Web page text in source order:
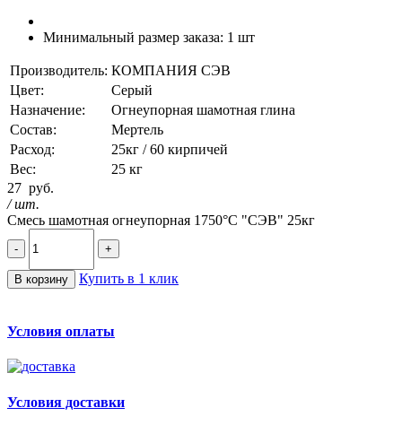
Минимальный размер заказа: 1 шт
Производитель: КОМПАНИЯ СЭВ
Цвет:
Серый
Назначение:
Огнеупорная шамотная глина
Состав:
Мертель
Расход:
25кг / 60 кирпичей
Вес:
25 кг
27 руб.
/ шт.
Смесь шамотная огнеупорная 1750°C "СЭВ" 25кг
- +
В корзину Купить в 1 клик
Условия оплаты
Условия доставки